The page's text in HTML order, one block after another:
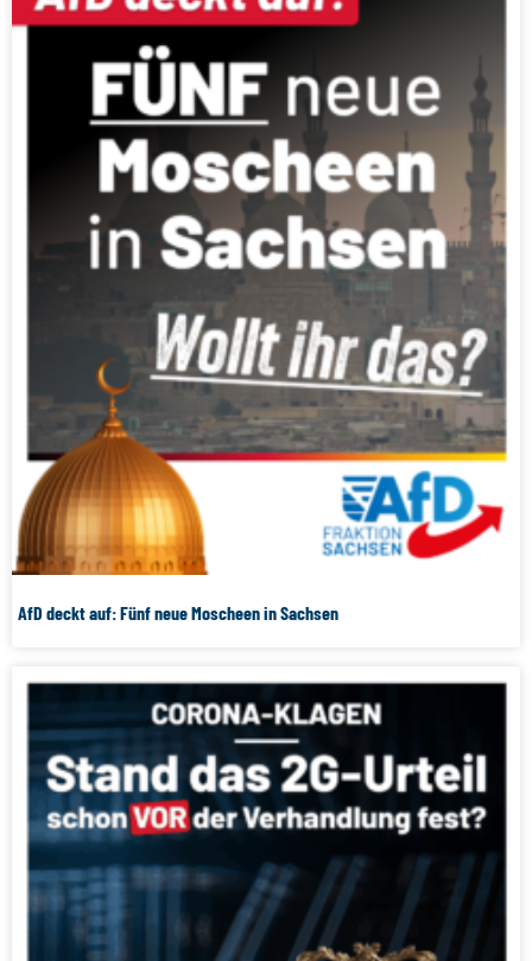
AfD deckt auf: Fünf neue Moscheen in Sachsen